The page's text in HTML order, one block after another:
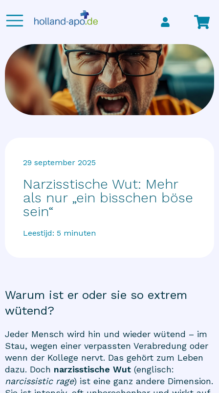
29 september 2025
Narzisstische Wut: Mehr
als nur „ein bisschen böse
sein“
Leestijd: 5 minuten
Warum ist er oder sie so extrem
wütend?
Jeder Mensch wird hin und wieder wütend – im
Stau, wegen einer verpassten Verabredung oder
wenn der Kollege nervt. Das gehört zum Leben
dazu. Doch narzisstische Wut (englisch:
narcissistic rage) ist eine ganz andere Dimension.